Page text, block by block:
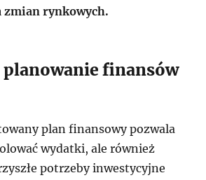
zmian rynkowych.
planowanie finansów
plan finansowy pozwala
wydatki, ale również
potrzeby inwestycyjne